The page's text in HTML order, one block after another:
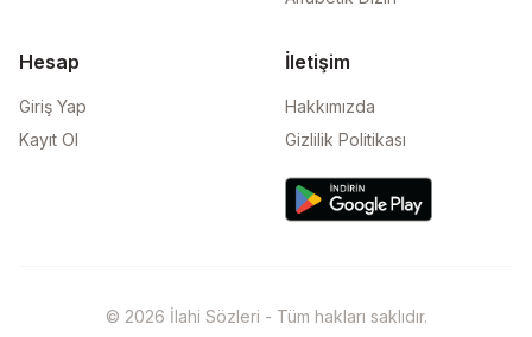
Hesap
Giriş Yap
Kayıt Ol
İletişim
Hakkımızda
Gizlilik Politikası
© 2026 İlahi Sözleri - Tüm hakları saklıdır.